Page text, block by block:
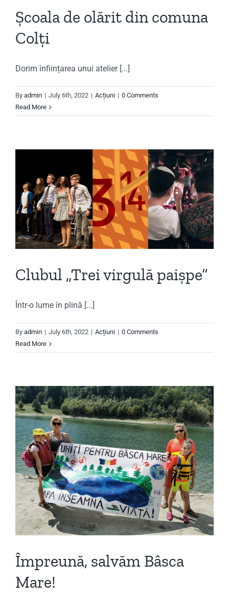
Școala de olărit din comuna
Colți
Dorim înființarea unui atelier [...]
By admin | July 6th, 2022 | Acțiuni | 0 Comments
Read More
Clubul „Trei virgulă paișpe”
Într-o lume în plină [...]
By admin | July 6th, 2022 | Acțiuni | 0 Comments
Read More
Împreună, salvăm Bâsca
Mare!